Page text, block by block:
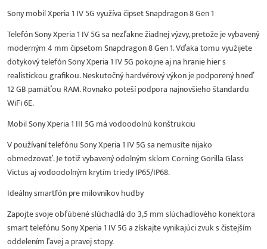
Sony mobil Xperia 1 IV 5G využíva čipset Snapdragon 8 Gen 1
Telefón Sony Xperia 1 IV 5G sa nezľakne žiadnej výzvy, pretože je vybavený
moderným 4 mm čipsetom Snapdragon 8 Gen 1. Vďaka tomu využijete
dotykový telefón Sony Xperia 1 IV 5G pokojne aj na hranie hier s
realistickou grafikou. Neskutočný hardvérový výkon je podporený hneď
12 GB pamäťou RAM. Rovnako poteší podpora najnovšieho štandardu
WiFi 6E.
Mobil Sony Xperia 1 III 5G má vodoodolnú konštrukciu
V používaní telefónu Sony Xperia 1 IV 5G sa nemusíte nijako
obmedzovať. Je totiž vybavený odolným sklom Corning Gorilla Glass
Victus aj vodoodolným krytím triedy IP65/IP68.
Ideálny smartfón pre milovníkov hudby
Zapojte svoje obľúbené slúchadlá do 3,5 mm slúchadlového konektora
smart telefónu Sony Xperia 1 IV 5G a získajte vynikajúci zvuk s čistejším
oddelením ľavej a pravej stopy.